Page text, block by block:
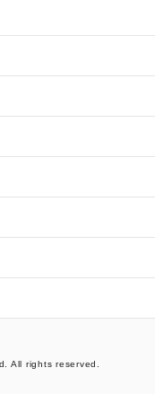
All rights reserved.